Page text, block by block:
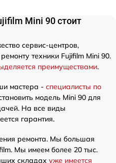
Mini 90 стоит
сервис-центров,
техники Fujifilm Mini 90.
преимуществами.
мастера - специалисты по
модель Mini 90 для
На все виды
гарантия.
ремонта. Мы большая
Мы имеем более 20 тыс.
складах уже имеется